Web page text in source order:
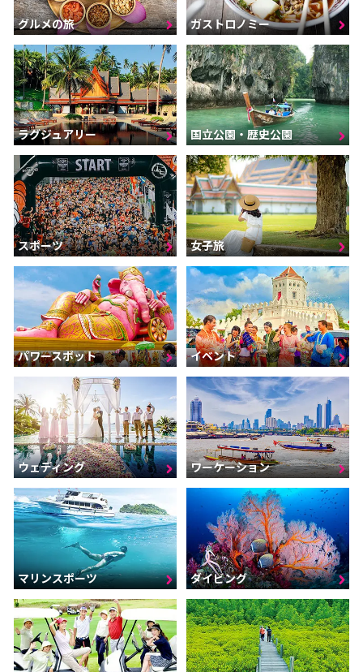
グルメの旅 ガストロノミー
ラグジュアリー 国立公園・歴史公園
スポーツ 女子旅
パワースポット イベント
ウェディング ワーケーション
マリンスポーツ ダイビング